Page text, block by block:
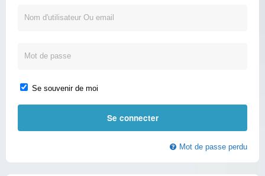
Se souvenir de moi
Mot de passe perdu